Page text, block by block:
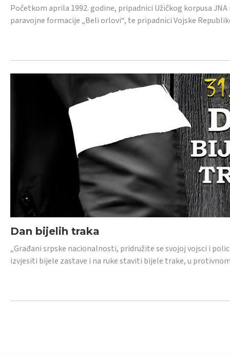
Početkom aprila 1992. godine, pripadnici Užičkog korpusa
paravojne formacije „Beli orlovi“, te pripadnici Vojske
Dan bijelih traka
„Građani srpske nacionalnosti, pridružite se svojoj vojsci i
izvjesiti bijele zastave i na ruke staviti bijele trake, u